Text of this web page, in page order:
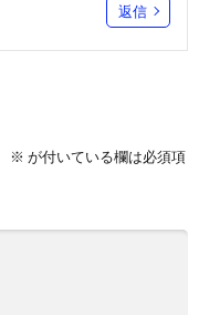
返信
※ が付いている欄は必須項